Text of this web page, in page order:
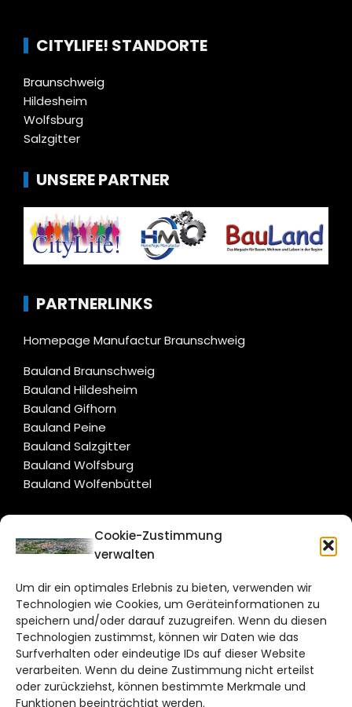
Cookie-Zustimmung
verwalten
Um dir ein optimales Erlebnis zu bieten, verwenden wir
Technologien wie Cookies, um Geräteinformationen zu
speichern und/oder darauf zuzugreifen. Wenn du diesen
Technologien zustimmst, können wir Daten wie das
Surfverhalten oder eindeutige IDs auf dieser Website
verarbeiten. Wenn du deine Zustimmung nicht erteilst
oder zurückziehst, können bestimmte Merkmale und
Funktionen beeinträchtigt werden.
CITYLIFE! STANDORTE
Braunschweig
Hildesheim
Wolfsburg
Salzgitter
UNSERE PARTNER
PARTNERLINKS
Homepage Manufactur Braunschweig
Bauland Braunschweig
Bauland Hildesheim
Bauland Gifhorn
Bauland Peine
Bauland Salzgitter
Bauland Wolfsburg
Bauland Wolfenbüttel
CITYLIFE!
Bruchtorwall 12
38100 Braunschweig
Telefon: 0531 387220 – 65
DAS STADTMAGAZIN FÜR
BRAUNSCHWEIG